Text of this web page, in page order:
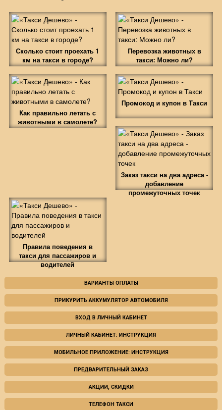
Сколько стоит проехать 1
км на такси в городе?
Перевозка животных в
такси: Можно ли?
Как правильно летать с
животными в самолете?
Промокод и купон в Такси
Заказ такси на два адреса -
добавление
промежуточных точек
Правила поведения в
такси для пассажиров и
водителей
ВАРИАНТЫ ОПЛАТЫ
ПРИКУРИТЬ АККУМУЛЯТОР АВТОМОБИЛЯ
ВХОД В ЛИЧНЫЙ КАБИНЕТ
ЛИЧНЫЙ КАБИНЕТ: ИНСТРУКЦИЯ
МОБИЛЬНОЕ ПРИЛОЖЕНИЕ: ИНСТРУКЦИЯ
ПРЕДВАРИТЕЛЬНЫЙ ЗАКАЗ
АКЦИИ, СКИДКИ
ТЕЛЕФОН ТАКСИ